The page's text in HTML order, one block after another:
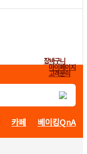
장바구니
마이페이지
고객문의
카페 베이킹QnA